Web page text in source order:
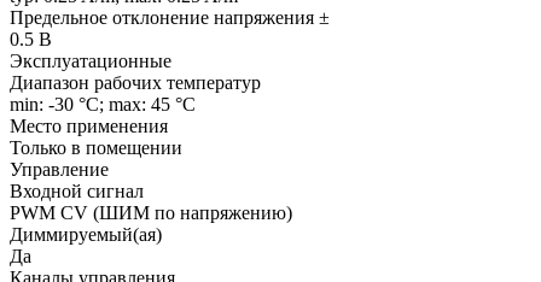
Предельное отклонение напряжения ±
0.5 В
Эксплуатационные
Диапазон рабочих температур
min: -30 °C; max: 45 °C
Место применения
Только в помещении
Управление
Входной сигнал
PWM СV (ШИМ по напряжению)
Диммируемый(ая)
Да
Каналы управления